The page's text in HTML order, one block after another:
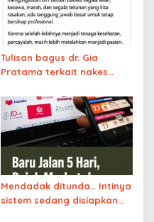
Tulisan bagus dr. Gia
Pratama terkait nakes
BPJS
Mendadak ditunda… Intinya
sistem sedang disiapkan